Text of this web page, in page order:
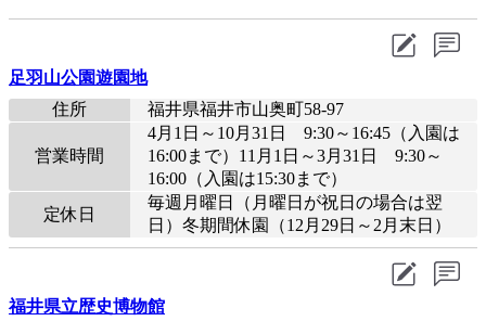
足羽山公園遊園地
住所
福井県福井市山奥町58-97
営業時間
4月1日～10月31日 9:30～16:45（入園は
16:00まで）11月1日～3月31日 9:30～
16:00（入園は15:30まで）
定休日
毎週月曜日（月曜日が祝日の場合は翌
日）冬期間休園（12月29日～2月末日）
福井県立歴史博物館